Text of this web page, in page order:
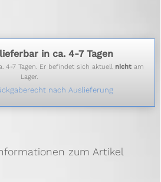
lieferbar in ca. 4-7 Tagen
4-7 Tagen. Er befindet sich aktuell nichtam
Lager.
nach Auslieferung
zum Artikel